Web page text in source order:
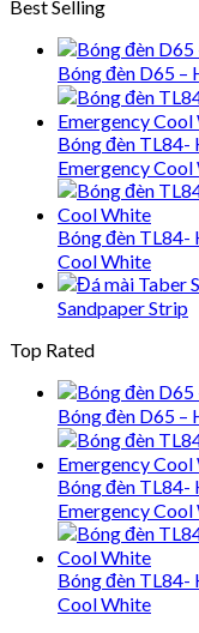
Best Selling
Bóng đèn D65
Bóng đèn TL84-
Emergency
Bóng đèn TL84-
Cool White
Sandpaper Strip
Top Rated
Bóng đèn D65
Bóng đèn TL84-
Emergency
Bóng đèn TL84-
Cool White